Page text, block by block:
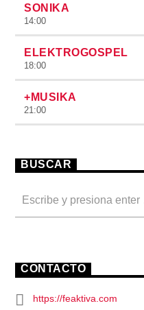
SONIKA
14:00
ELEKTROGOSPEL
18:00
+MUSIKA
21:00
BUSCAR
CONTACTO
https://feaktiva.com